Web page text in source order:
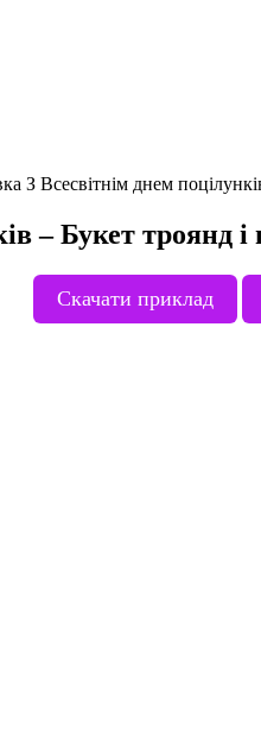
З Всесвітнім днем
– Букет троянд і
Скачати приклад